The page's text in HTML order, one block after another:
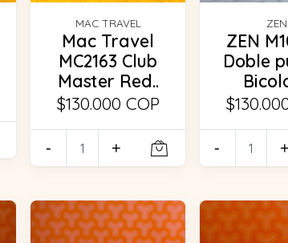
MAC TRAVEL
Mac Travel
MC2163 Club
Master Red..
$130.000 COP
- +
ZEN
ZEN
Doble
- +